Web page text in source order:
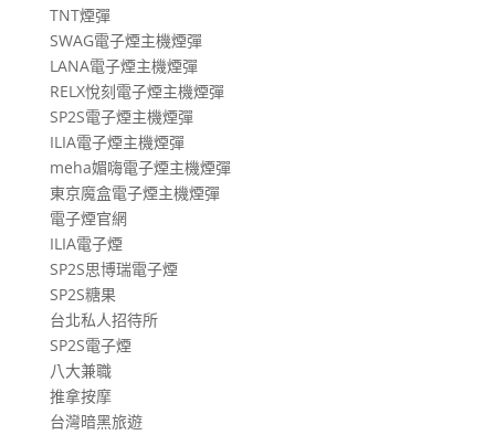
TNT煙彈
SWAG電子煙主機煙彈
LANA電子煙主機煙彈
RELX悅刻電子煙主機煙彈
SP2S電子煙主機煙彈
ILIA電子煙主機煙彈
meha媚嗨電子煙主機煙彈
東京魔盒電子煙主機煙彈
電子煙官網
ILIA電子煙
SP2S思博瑞電子煙
SP2S糖果
台北私人招待所
SP2S電子煙
八大兼職
推拿按摩
台灣暗黑旅遊